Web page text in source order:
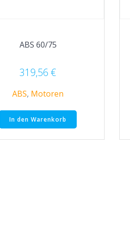
ABS 60/75
319,56€
ABS, Motoren
In den Warenkorb